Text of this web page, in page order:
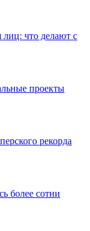
лиц: что делают с
проекты
рекорда
более сотни